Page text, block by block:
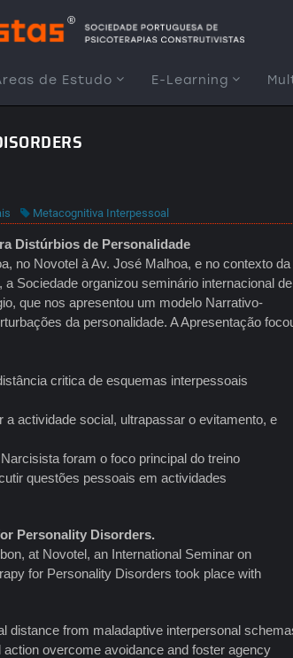
de Estudo E-Learning
Metacognitiva Interpessoal
Distúrbios de Personalidade
no Novotel à Av. José Malhoa, e no contexto da
Sociedade organizou seminário internacional de
que nos apresentou um modelo Narrativo-
da personalidade. A Apresentação
critica de esquemas interpessoais
actividade social, ultrapassar o evitamento, e
foram o foco principal do treino
questões pessoais em actividades
Personality Disorders.
at Novotel, an International Seminar on
for Personality Disorders took place with
distance from maladaptive interpersonal
overcome avoidance and foster agency